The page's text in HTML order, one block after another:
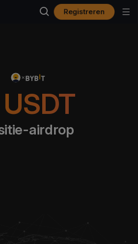
Registreren
USDT
airdrop